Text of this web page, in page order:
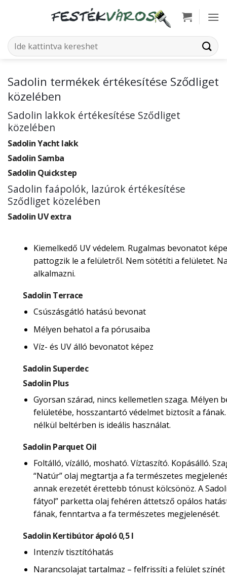
Keresés
a
Sadolin termékek értékesítése Sződliget
közelében
Sadolin lakkok értékesítése Sződliget
közelében
Sadolin Yacht lakk
Sadolin Samba
Sadolin Quickstep
Sadolin faápolók, lazúrok értékesítése
Sződliget közelében
Sadolin UV extra
Kiemelkedő UV védelem. Rugalmas bevonatot
pattogzik le a felületről. Nem sötétíti a felületet.
alkalmazni.
Sadolin Terrace
Csúszásgátló hatású bevonat
Mélyen behatol a fa pórusaiba
Víz- és UV álló bevonatot képez
Sadolin Superdec
Sadolin Plus
Gyorsan szárad, nincs kellemetlen szaga. Mélyen
felületébe, hosszantartó védelmet biztosít a
nélkül beltérben is ideális használat.
Sadolin Parquet Oil
Foltálló, vízálló, mosható. Víztaszító. Kopásálló.
“Natúr” olaj megtartja a fa természetes
annak erezetét érettebb tónust kölcsönöz. A
fátyol” parketta olaj fehéren áttetsző opálos
fának, fenntartva a fa természetes megjelenését.
Sadolin Kertibútor ápoló 0,5 l
Intenzív tisztítóhatás
Narancsolajat tartalmaz – felfrissíti a felület színét